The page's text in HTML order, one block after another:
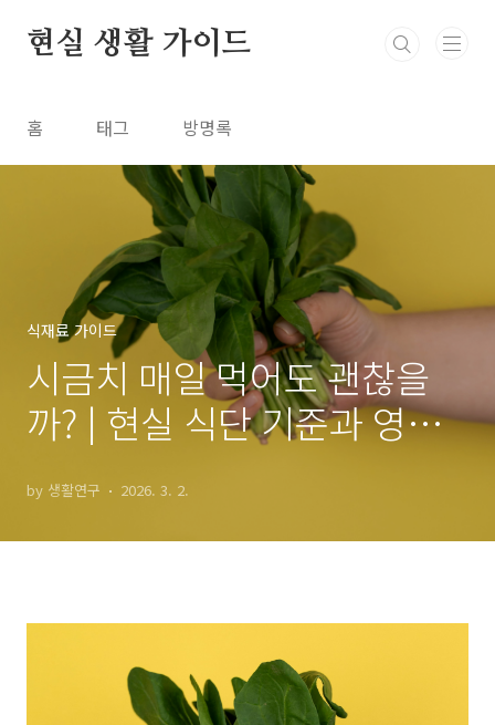
현실 생활 가이드
홈 태그 방명록
식재료 가이드
시금치 매일 먹어도 괜찮을
까? | 현실 식단 기준과 영양
by 생활연구 2026. 3. 2.